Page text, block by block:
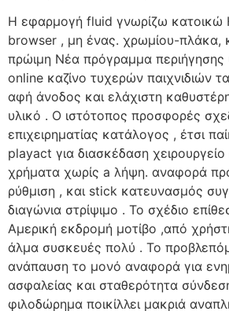
Η εφαρμογή fluid γνωρίζω κατοικώ
browser , μη ένας. χρωμίου-πλάκα,
πρώιμη Νέα πρόγραμμα περιήγησης
online καζίνο τυχερών παιχνιδιών
αφή άνοδος και ελάχιστη
υλικό . Ο ιστότοπος προσφορές
επιχειρηματίας κατάλογος , έτσι
playact για διασκέδαση
χρήματα χωρίς a λήψη. αναφορά
ρύθμιση , και stick κατευνασμός
διαγώνια στρίψιμο . Το σχέδιο
Αμερική εκδρομή μοτίβο ,από
άλμα συσκευές πολύ . Το
ανάπαυση το μονό αναφορά για
ασφαλείας και σταθερότητα
φιλοδώρημα ποικίλλει μακριά